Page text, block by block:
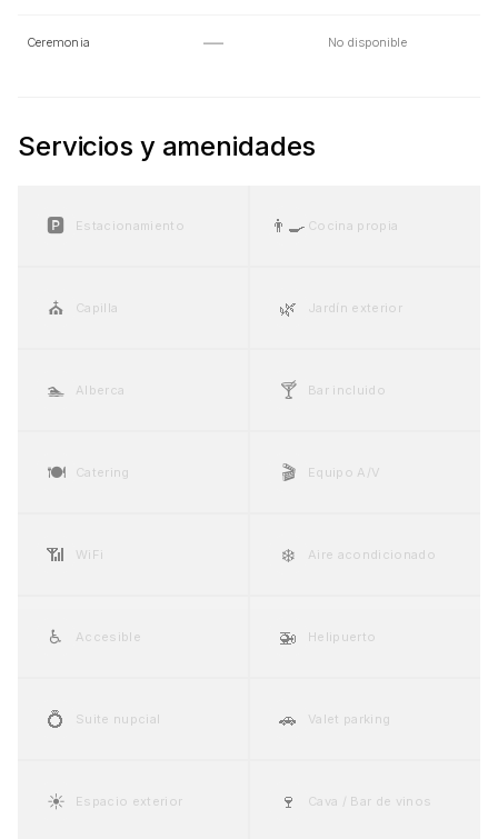
Ceremonia — No disponible
Servicios y amenidades
🅿️ Estacionamiento 👨‍🍳 Cocina propia
⛪ Capilla 🌿 Jardín exterior
🏊 Alberca 🍸 Bar incluido
🍽️ Catering 🎬 Equipo A/V
📶 WiFi ❄️ Aire acondicionado
♿ Accesible 🚁 Helipuerto
💍 Suite nupcial 🚗 Valet parking
☀️ Espacio exterior 🍷 Cava / Bar de vinos